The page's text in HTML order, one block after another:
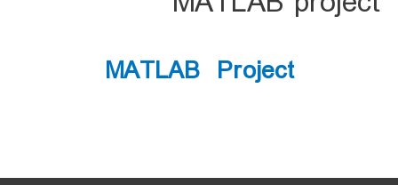
MATLAB Project